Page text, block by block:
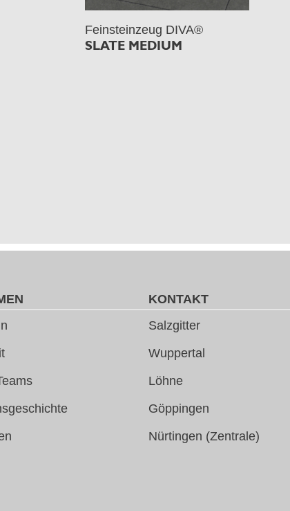
Feinsteinzeug DIVA®
SLATE MEDIUM
KONTAKT
Salzgitter
Wuppertal
Löhne
Göppingen
Nürtingen (Zentrale)